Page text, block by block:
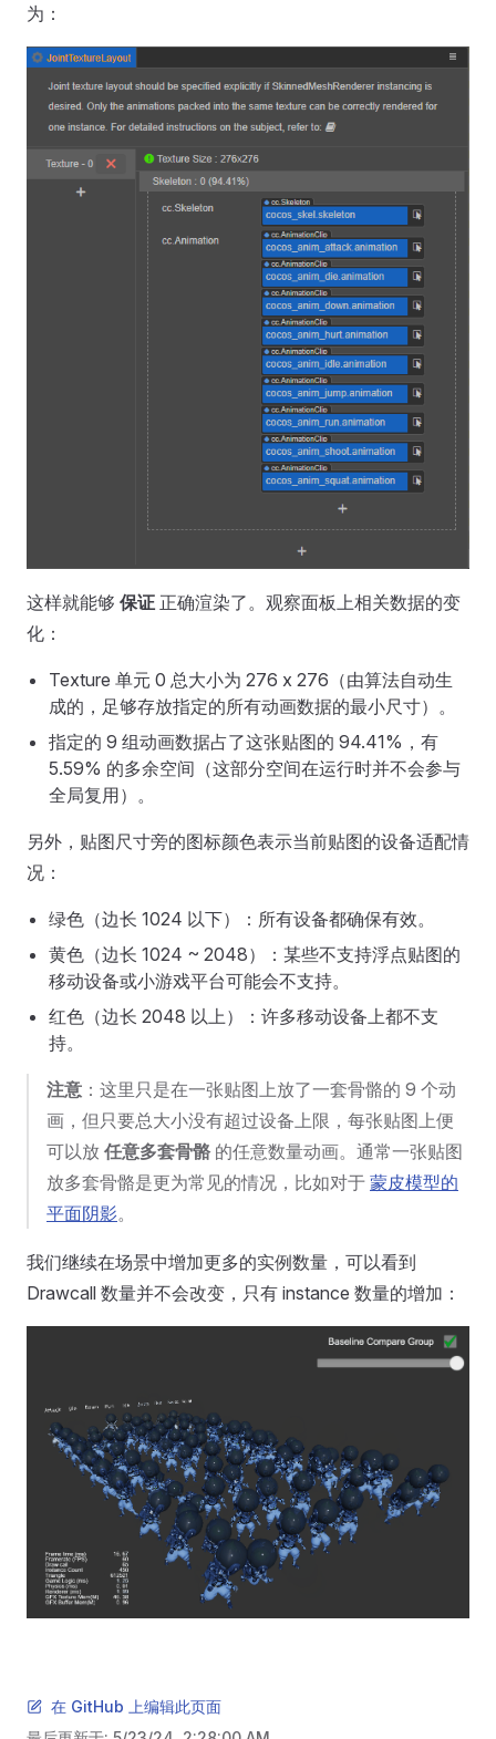
为：
这样就能够 保证 正确渲染了。观察面板上相关数据的变
化：
Texture 单元 0 总大小为 276 x 276（由算法自动生
成的，足够存放指定的所有动画数据的最小尺寸）。
指定的 9 组动画数据占了这张贴图的 94.41%，有
5.59% 的多余空间（这部分空间在运行时并不会参与
全局复用）。
另外，贴图尺寸旁的图标颜色表示当前贴图的设备适配情
况：
绿色（边长 1024 以下）：所有设备都确保有效。
黄色（边长 1024 ~ 2048）：某些不支持浮点贴图的
移动设备或小游戏平台可能会不支持。
红色（边长 2048 以上）：许多移动设备上都不支
持。
注意 ：这里只是在一张贴图上放了一套骨骼的 9 个动
画，但只要总大小没有超过设备上限，每张贴图上便
可以放 任意多套骨骼 的任意数量动画。通常一张贴图
放多套骨骼是更为常见的情况，比如对于 蒙皮模型的
平面阴影。
我们继续在场景中增加更多的实例数量，可以看到
Drawcall 数量并不会改变，只有 instance 数量的增加：
在 GitHub 上编辑此页面